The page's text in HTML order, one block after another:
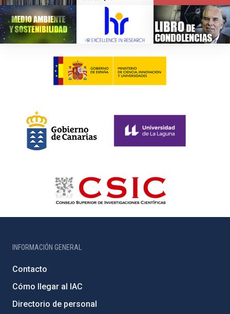
INFORMACIÓN GENERAL
Contacto
Cómo llegar al IAC
Directorio de personal